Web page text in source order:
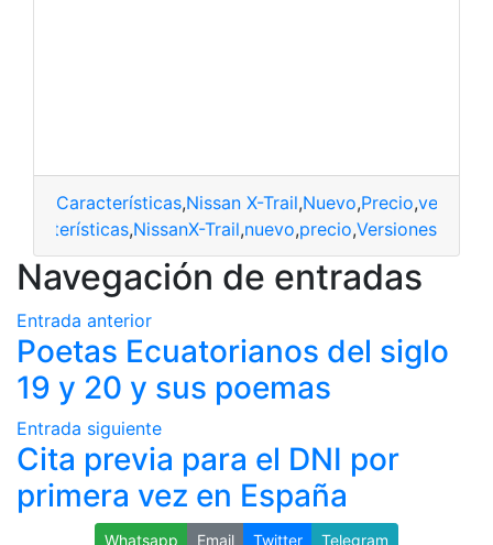
Características,Nissan X-Trail,Nuevo,Precio,
características,NissanX-Trail,nuevo,precio,Versiones
Navegación de entradas
Entrada anterior
Poetas Ecuatorianos del siglo
19 y 20 y sus poemas
Entrada siguiente
Cita previa para el DNI por
primera vez en España
Whatsapp Email Twitter Telegram